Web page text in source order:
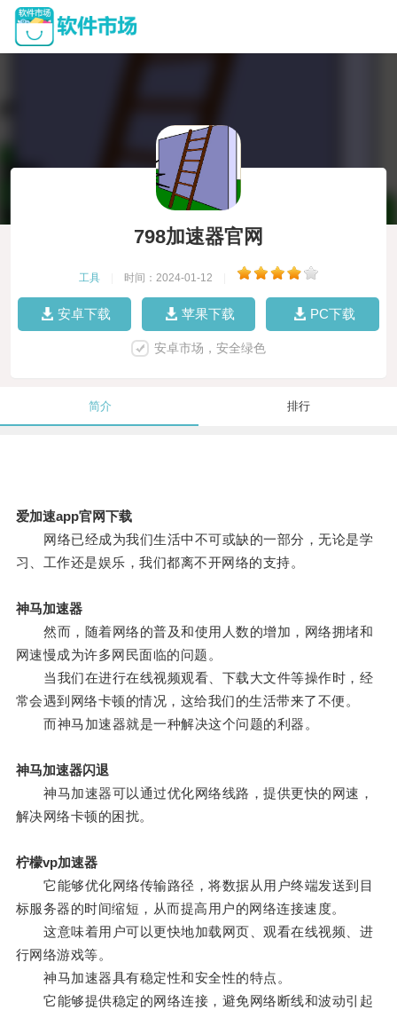
798加速器官网
工具 时间：2024-01-12
安卓下载 苹果下载 PC下载
安卓市场，安全绿色
简介 排行
爱加速app官网下载
网络已经成为我们生活中不可或缺的一部分，无论是学
习、工作还是娱乐，我们都离不开网络的支持。
神马加速器
然而，随着网络的普及和使用人数的增加，网络拥堵和
网速慢成为许多网民面临的问题。
当我们在进行在线视频观看、下载大文件等操作时，经
常会遇到网络卡顿的情况，这给我们的生活带来了不便。
而神马加速器就是一种解决这个问题的利器。
神马加速器闪退
神马加速器可以通过优化网络线路，提供更快的网速，
解决网络卡顿的困扰。
柠檬vp加速器
它能够优化网络传输路径，将数据从用户终端发送到目
标服务器的时间缩短，从而提高用户的网络连接速度。
这意味着用户可以更快地加载网页、观看在线视频、进
行网络游戏等。
神马加速器具有稳定性和安全性的特点。
它能够提供稳定的网络连接，避免网络断线和波动引起